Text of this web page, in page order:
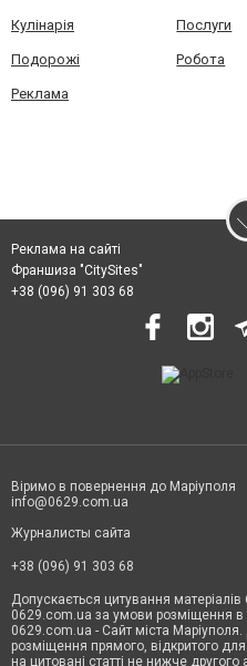
Кулінарія Послуги
Подорожі Робота
Реклама
Реклама на сайті
Франшиза "CitySites"
+38 (096) 91 303 68
Віримо в повернення до Маріуполя
info@0629.com.ua
Журналисты сайта
+38 (096) 91 303 68
Допускається цитування
0629.com.ua за умови розміщення в
0629.com.ua - Сайт міста
розміщення прямого, відкритого
на цитовані статті не нижче